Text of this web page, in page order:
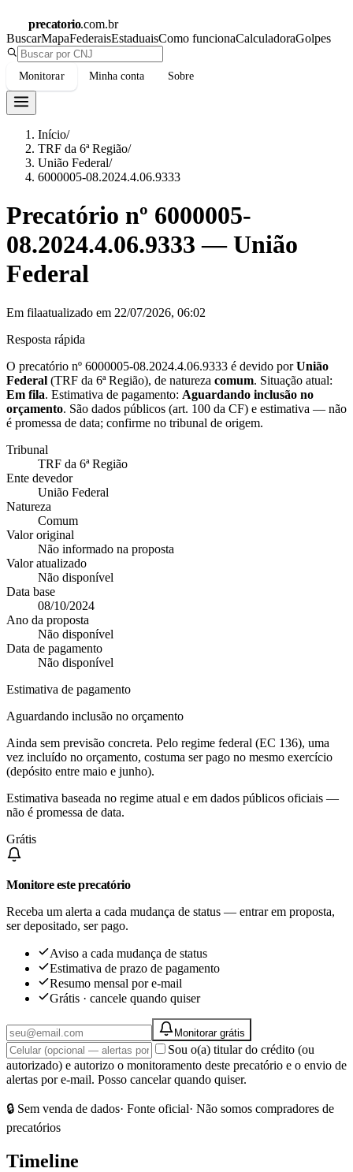
precatorio.com.br
BuscarMapaFederaisEstaduaisComo funcionaCalculadoraGolpes
Monitorar Minha conta Sobre
Início/
TRF da 6ª Região/
União Federal/
6000005-08.2024.4.06.9333
Precatório nº 6000005-
08.2024.4.06.9333 —União
Federal
Em filaatualizado em 22/07/2026, 06:02
Resposta rápida
O precatório nº 6000005-08.2024.4.06.9333 é devido porUnião
Federal (TRF da 6ª Região), de natureza comum. Situação atual:
Em fila. Estimativa de pagamento: Aguardando inclusão no
orçamento. São dados públicos (art. 100 da CF) e estimativa — não
é promessa de data; confirme no tribunal de origem.
Tribunal
TRF da 6ª Região
Ente devedor
União Federal
Natureza
Comum
Valor original
Não informado na proposta
Valor atualizado
Não disponível
Data base
08/10/2024
Ano da proposta
Não disponível
Data de pagamento
Não disponível
Estimativa de pagamento
Aguardando inclusão no orçamento
Ainda sem previsão concreta. Pelo regime federal (EC 136), uma
vez incluído no orçamento, costuma ser pago no mesmo exercício
(depósito entre maio e junho).
Estimativa baseada no regime atual e em dados públicos oficiais —
não é promessa de data.
Grátis
Monitore este precatório
Receba um alerta a cada mudança de status — entrar em proposta,
ser depositado, ser pago.
Aviso a cada mudança de status
Estimativa de prazo de pagamento
Resumo mensal por e-mail
Grátis · cancele quando quiser
Monitorar grátis
Sou o(a) titular do crédito (ou
autorizado) e autorizo o monitoramento deste precatório e o envio de
alertas por e-mail. Posso cancelar quando quiser.
🔒 Sem venda de dados· Fonte oficial· Não somos compradores de
precatórios
Timeline